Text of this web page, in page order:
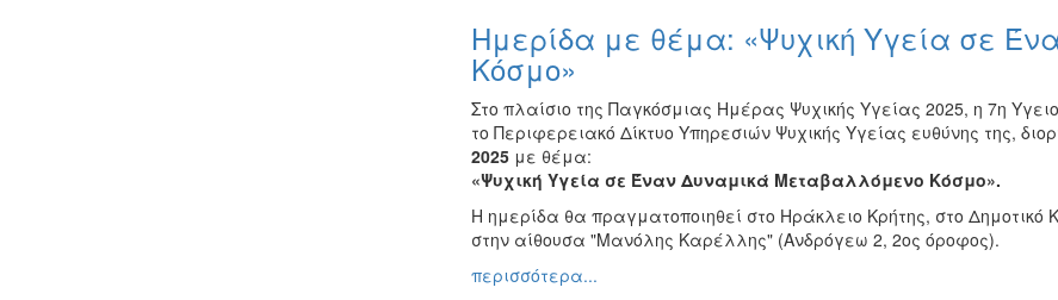
Ημερίδα με θέμα: «Ψυχική Υγεία σε
Κόσμο»
Στο πλαίσιο της Παγκόσμιας Ημέρας Ψυχικής Υγείας 2025, η 7η
το Περιφερειακό Δίκτυο Υπηρεσιών Ψυχικής Υγείας ευθύνης της,
2025με θέμα:
«Ψυχική Υγεία σε Έναν Δυναμικά Μεταβαλλόμενο Κόσμο».
Η ημερίδα θα πραγματοποιηθεί στο Ηράκλειο Κρήτης, στο Δημοτικό
στην αίθουσα "Μανόλης Καρέλλης" (Ανδρόγεω 2, 2ος όροφος).
περισσότερα...